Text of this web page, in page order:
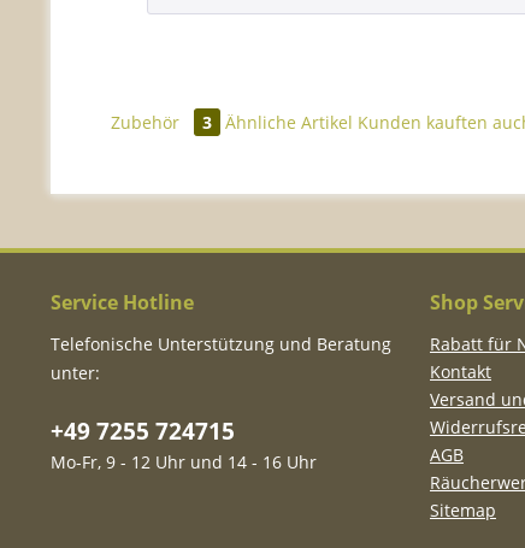
Zubehör 3 Ähnliche Artikel Kunden kauften
Service Hotline
Telefonische Unterstützung und Beratung
unter:
+49 7255 724715
Mo-Fr, 9 - 12 Uhr und 14 - 16 Uhr
Shop
Rabatt für
Kontakt
Versand
AGB
Sitemap